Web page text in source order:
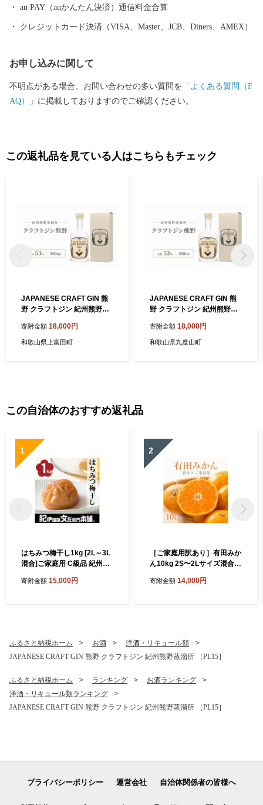
眺めながら、ゆったり、ほっこりしてみませんか？
au PAY（auかんたん決済）通信料金合算
クレジットカード決済（VISA、Master、JCB、Diners、AMEX）
お申し込みに関して
不明点がある場合、お問い合わせの多い質問を 「よくある質問（F
AQ）」 に掲載しておりますのでご確認ください。
この返礼品を見ている人はこちらもチェック
JAPANESE CRAFT GIN 熊
野 クラフトジン 紀州熊野蒸
寄附金額 18,000円
和歌山県上富田町
JAPANESE CRAFT GIN 熊
野 クラフトジン 紀州熊野蒸
寄附金額 18,000円
和歌山県九度山町
この自治体のおすすめ返礼品
1
はちみつ梅干し1kg [2L～3L
混合]ご家庭用 C級品 紀州南
衛門本舗 ［TC27］
寄附金額 15,000円
2
［ご家庭用訳あり］有田みか
ん10kg 2S〜2Lサイズ混合
寄附金額 14,000円
ふるさと納税ホーム お酒
洋酒・リキュール類
JAPANESE CRAFT GIN 熊野 クラフトジン 紀州熊野蒸溜所 ［PL15］
ふるさと納税ホーム ランキング
お酒ランキング
洋酒・リキュール類ランキング
JAPANESE CRAFT GIN 熊野 クラフトジン 紀州熊野蒸溜所 ［PL15］
プライバシーポリシー 運営会社 自治体関係者の皆様へ